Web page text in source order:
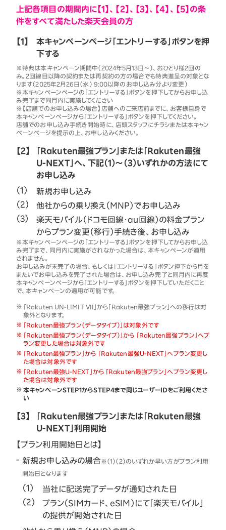
上記各項目の期間内に【1】、【2】、【3】、【4】、【5】の条
件をすべて満たした楽天会員の方
【1】
本キャンペーンページ「エントリーする」ボタンを押
下する
※特典は本キャンペーン期間中（2024年5月13日～）、おひとり様2回の
み。2回線目以降の契約または再契約の方の場合でも特典進呈の対象とな
ります（2025年2月26日（水） 9:00以降のお申し込み分より変更）
※本キャンペーンページの「エントリーする」ボタンを押下してからお申し込
み完了まで同月内に実施してください
※【店舗でのお申し込みの場合】店舗へのご来店前までに、お客様自身で
本キャンペーンページから「エントリーする」ボタンを押下してください。
店舗でのお申し込み手続き開始時に、店頭スタッフにチラシまたは本キャン
ペーンページを提示の上、お申し込みください。
【2】
「Rakuten最強プラン」または「Rakuten最強
U-NEXT」へ、下記（1）～（3）いずれかの方法にて
お申し込み
新規お申し込み
他社からの乗り換え（MNP）でお申し込み
楽天モバイル（ドコモ回線・au回線）の料金プラン
からプラン変更（移行）手続き後、お申し込み
※本キャンペーンページの「エントリーする」ボタンを押下してからお申し込
み完了まで、同月内に実施がされなかった場合は、本キャンペーンが適用
されません。
お申し込みが未完了の場合、もしくは「エントリーする」ボタン押下から月を
またいでお申し込みを完了された場合は、お申し込み完了と同月内に再度
本キャンペーンページから「エントリーする」ボタンを押下していただくこと
で、本キャンペーンの適用が可能です。
「Rakuten UN-LIMIT VII」から「Rakuten最強プラン」への移行は対
象外となります。
「Rakuten最強プラン（データタイプ）」は対象外です
「Rakuten最強プラン（データタイプ）」から 「Rakuten最強プラン」へプ
ラン変更した場合は対象外です
「Rakuten最強プラン」から 「Rakuten最強U-NEXT」へプラン変更し
た場合は対象外です
「Rakuten最強U-NEXT」から 「Rakuten最強プラン」へプラン変更し
た場合は対象外です
本キャンペーンSTEP1からSTEP4まで同じユーザーIDをご利用くださ
い
【3】
「Rakuten最強プラン」または「Rakuten最強
U-NEXT」利用開始
【プラン利用開始日とは】
新規お申し込みの場合 ※（1）（2）のいずれか早い方がプラン利用
開始日となります
当社に配送完了データが通知された日
プラン（SIMカード、eSIM）にて「楽天モバイル」
の提供が開始された日